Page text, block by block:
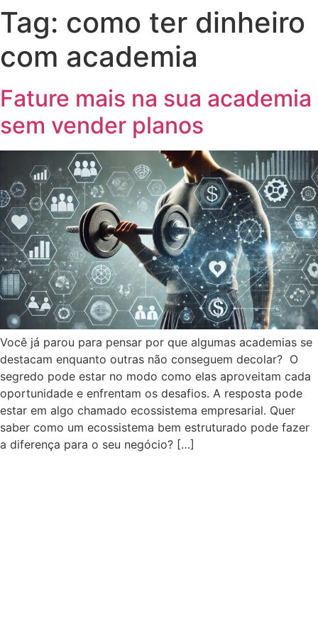
Tag: como ter dinheiro
com academia
Fature mais na sua academia
sem vender planos
Você já parou para pensar por que algumas academias se
destacam enquanto outras não conseguem decolar? O
segredo pode estar no modo como elas aproveitam cada
oportunidade e enfrentam os desafios. A resposta pode
estar em algo chamado ecossistema empresarial. Quer
saber como um ecossistema bem estruturado pode fazer
a diferença para o seu negócio? […]